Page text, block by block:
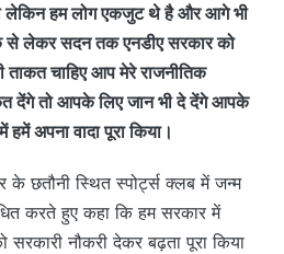
लेकिन हम लोग एकजुट थे है और आगे भी
लेकर सदन तक एनडीए सरकार को
चाहिए आप मेरे राजनीतिक
देंगे तो आपके लिए जान भी दे देंगे आपके
अपना वादा पूरा किया।
के छतौनी स्थित स्पोर्ट्स क्लब में जन्म
करते हुए कहा कि हम सरकार में
नौकरी देकर बढ़ता पूरा किया